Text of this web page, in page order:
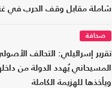
شاملة مقابل وقف الحرب في
صحافة
تقرير إسرائيلي: التحالف
المسيحاني يُهدد الدولة من
ويأخذها للهزيمة الكاملة